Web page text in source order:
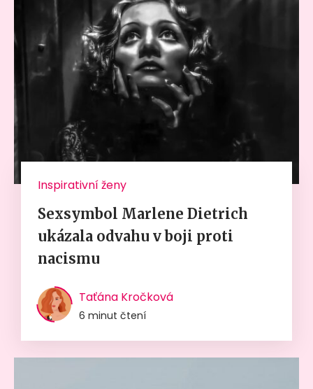
Inspirativní ženy
Sexsymbol Marlene Dietrich
ukázala odvahu v boji proti
nacismu
Taťána Kročková
6 minut čtení